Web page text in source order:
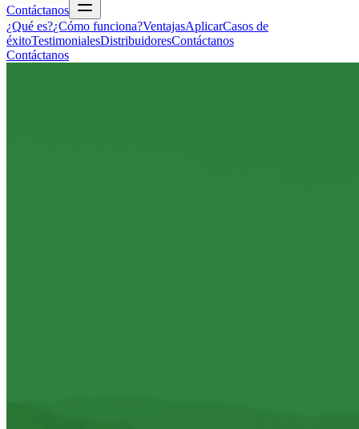
Contáctanos
¿Qué es?¿Cómo funciona?VentajasAplicarCasos de
éxitoTestimonialesDistribuidoresContáctanos
Contáctanos